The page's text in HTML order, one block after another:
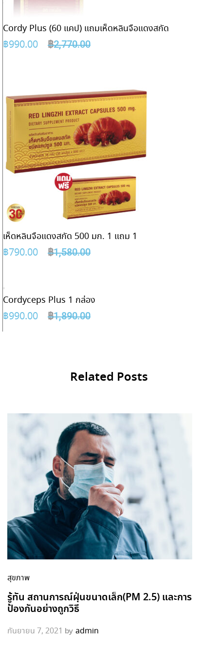
Cordy Plus (60 แคป) แถมเห็ดหลินจือแดงสกัด
฿990.00 ฿2,770.00
เห็ดหลินจือแดงสกัด 500 มก. 1 แถม 1
฿790.00 ฿1,580.00
Cordyceps Plus 1 กล่อง
฿990.00 ฿1,890.00
Related Posts
สุขภาพ
รู้ทัน สถานการณ์ฝุ่นขนาดเล็ก(PM 2.5) และการ
ป้องกันอย่างถูกวิธี
กันยายน 7, 2021 by admin